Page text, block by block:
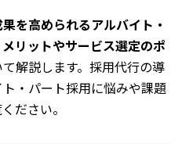
を高められるアルバイト・
メリットやサービス選定のポ
解説します。採用代行の導
・パート採用に悩みや課題
ださい。